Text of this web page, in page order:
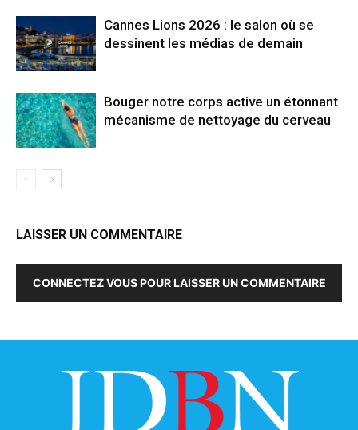
Cannes Lions 2026 : le salon où se
dessinent les médias de demain
Bouger notre corps active un étonnant
mécanisme de nettoyage du cerveau
LAISSER UN COMMENTAIRE
CONNECTEZ VOUS POUR LAISSER UN COMMENTAIRE